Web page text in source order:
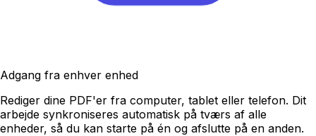
Adgang fra enhver enhed
Rediger dine PDF'er fra computer, tablet eller telefon. Dit
arbejde synkroniseres automatisk på tværs af alle
enheder, så du kan starte på én og afslutte på en anden.